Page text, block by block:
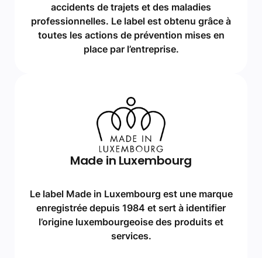
accidents de trajets et des maladies
professionnelles. Le label est obtenu grâce à
toutes les actions de prévention mises en
place par l’entreprise.
Made in Luxembourg
Le label Made in Luxembourg est une marque
enregistrée depuis 1984 et sert à identifier
l’origine luxembourgeoise des produits et
services.